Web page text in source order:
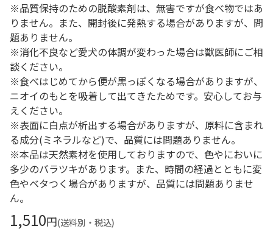
※品質保持のための脱酸素剤は、無害ですが食べ物ではあ
りません。また、開封後に発熱する場合がありますが、問
題ありません。
※消化不良など愛犬の体調が変わった場合は獣医師にご相
談ください。
※食べはじめてから便が黒っぽくなる場合がありますが、
ニオイのもとを吸着して出てきたためです。安心してお与
えください。
※表面に白点が析出する場合がありますが、原料に含まれ
る成分(ミネラルなど)で、品質には問題ありません。
※本品は天然素材を使用しておりますので、色やにおいに
多少のバラツキがあります。また、時間の経過とともに変
色やベタつく場合がありますが、品質には問題ありませ
ん。
1,510円(送料別・税込)